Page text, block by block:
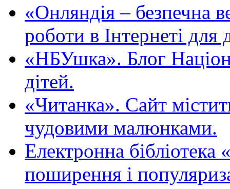
«Oнляндія – безпечна
роботи в Інтернеті для
«НБУшка». Блог
дітей.
«Читанка». Сайт
чудовими малюнками.
Електронна
поширення і